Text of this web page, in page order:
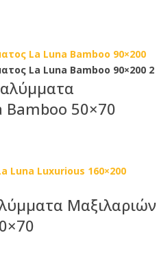
Bamboo 50×70
Μαξιλαριών